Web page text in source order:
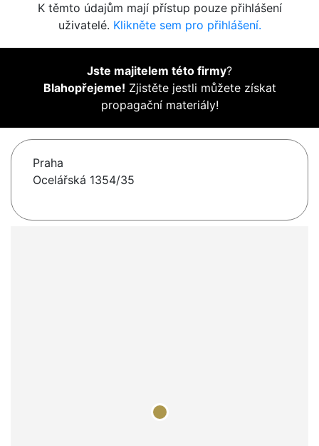
K těmto údajům mají přístup pouze přihlášení
uživatelé. Klikněte sem pro přihlášení.
Jste majitelem této firmy?
Blahopřejeme! Zjistěte jestli můžete získat
propagační materiály!
Praha
Ocelářská 1354/35